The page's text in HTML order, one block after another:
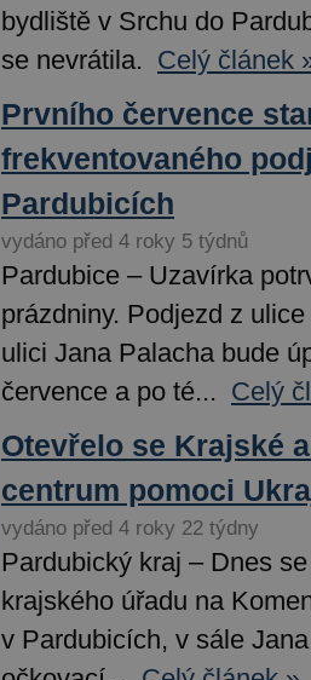
bydliště v Srchu do
se nevrátila. Celý článek
Prvního července
frekventovaného
Pardubicích
vydáno před 4 roky 5 týdnů
Pardubice – Uzavírka
prázdniny. Podjezd z
ulici Jana Palacha bude
července a po té... Celý
Otevřelo se Krajské
centrum pomoci
vydáno před 4 roky 22 týdny
Pardubický kraj – Dnes
krajského úřadu na
v Pardubicích, v sále